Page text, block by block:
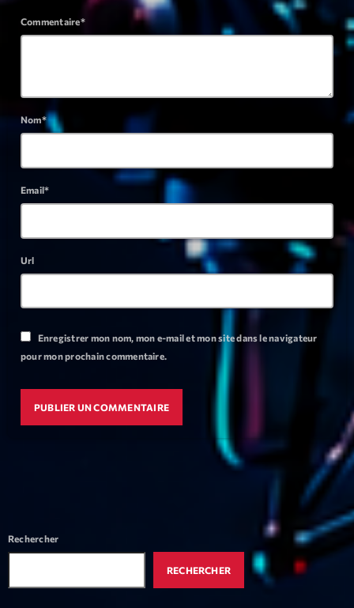
février 2021
Categories
Artists
Concerts
Economics
Events
Featured
Flow
Insights
Commentaire*
Nom*
Email*
Url
Enregistrer mon nom, mon e-mail et mon site dans le navigateur
pour mon prochain commentaire.
Rechercher
RECHERCHER